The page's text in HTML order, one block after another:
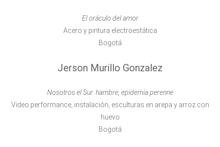
El oráculo del amor
Acero y pintura electroestática
Bogotá
Jerson Murillo Gonzalez
Nosotros el Sur: hambre, epidemia perenne
Video performance, instalación, esculturas en arepa y arroz con
huevo
Bogotá